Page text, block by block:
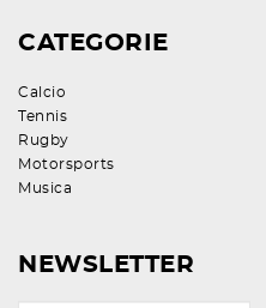
CATEGORIE
Calcio
Tennis
Rugby
Motorsports
Musica
NEWSLETTER